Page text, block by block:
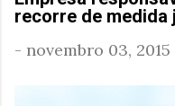
recorre de medida
- novembro 03, 2015